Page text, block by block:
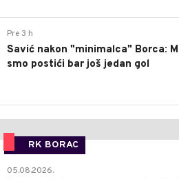
Pre 3 h
Savić nakon "minimalca" Borca:
smo postići bar još jedan gol
RK BORAC
05.08.2026.